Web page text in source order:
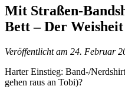
Mit Straßen-
Bett – Der Weisheit
Veröffentlicht am 24. Februar
Harter Einstieg: Band-/
gehen raus an Tobi)?